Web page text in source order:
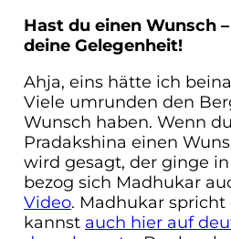
Hast du einen Wunsch
deine Gelegenheit!
Ahja, eins hätte ich
Viele umrunden den
Wunsch haben. Wenn
Pradakshina einen
wird gesagt, der ginge
bezog sich Madhukar
Video. Madhukar
kannst auch hier auf